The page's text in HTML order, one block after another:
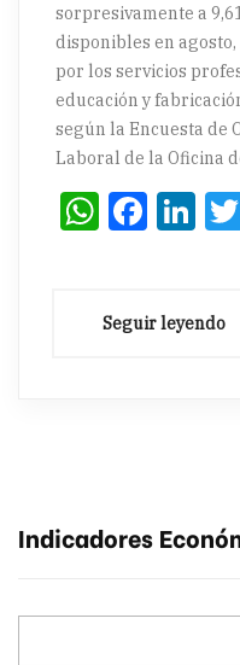
sorpresivamente a
disponibles en
por los servicios
educación y
según la Encuesta de
Laboral de la Oficina
Indicadores